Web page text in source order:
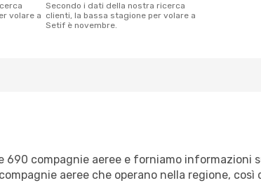
volare a
Secondo i dati della nostra ricerca
clienti, la bassa stagione per volare a
Setif è novembre.
compagnie aeree e forniamo informazioni
aeree che operano nella regione, così